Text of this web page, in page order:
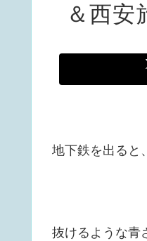
＆西安
地下鉄を出ると、
抜けるような